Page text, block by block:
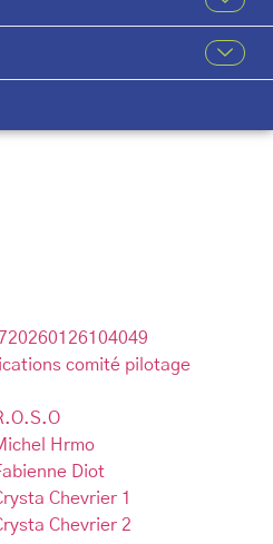
Local d’Urbanisme (PLU)
comité pilotage
Hrmo
Diot
Chevrier 1
Chevrier 2